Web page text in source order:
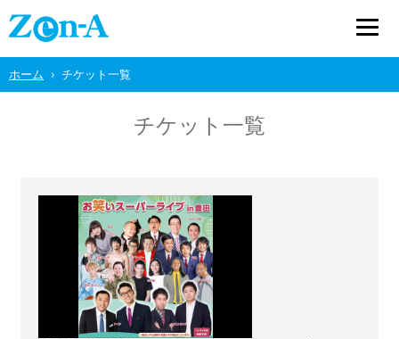
ホーム チケット一覧
チケット一覧